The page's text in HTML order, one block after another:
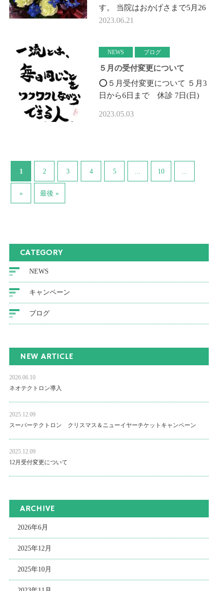
す。 当院はおかげさまで5月26
日で開業15周年を迎えることが
にあ…
2023.06.21
NEWS ブログ
５月の受付変更について
⭕️５月受付変更について ５月3
日から6日まで 休診 7日(日)
2023.05.03
1 2 3 4 5 ... 10 ...
» 最後 »
CATEGORY
NEWS
キャンペーン
ブログ
NEW ARTICLE
2026.06.10
ネオテクトロン導入
2025.12.09
スーパーテクトロン クリスマス＆ニューイヤーチケットキャンペーン
2025.12.09
12月受付変更について
ARCHIVE
2026年6月
2025年12月
2025年10月